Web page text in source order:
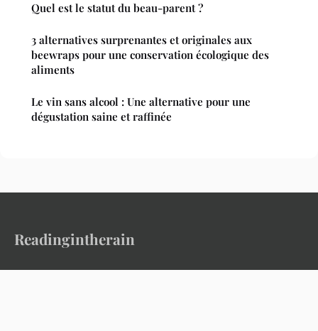
Quel est le statut du beau-parent ?
3 alternatives surprenantes et originales aux
beewraps pour une conservation écologique des
aliments
Le vin sans alcool : Une alternative pour une
dégustation saine et raffinée
Readingintherain